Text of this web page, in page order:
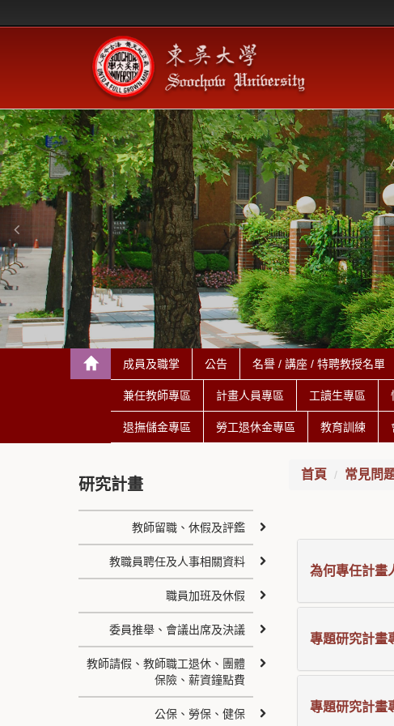
成員及職掌 公告 名譽 / 講座 / 特聘教授名單
兼任教師專區 計畫人員專區 工讀生專區
退撫儲金專區 勞工退休金專區 教育訓練
首頁 常見問
為何專任計畫
專題研究計畫
專題研究計畫
研究計畫
教師留職、休假及評鑑
教職員聘任及人事相關資料
職員加班及休假
委員推舉、會議出席及決議
教師請假、教師職工退休、團體
保險、薪資鐘點費
公保、勞保、健保